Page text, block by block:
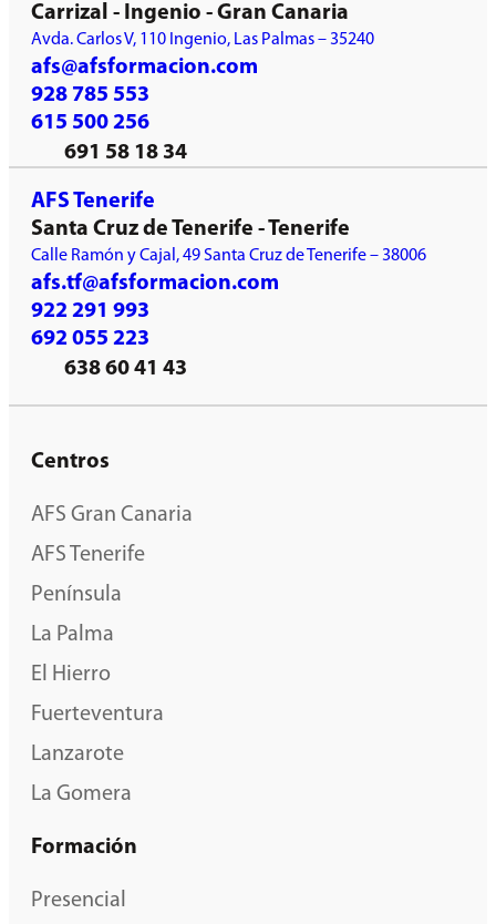
Carrizal - Ingenio - Gran Canaria
Avda. Carlos V, 110 Ingenio, Las Palmas – 35240
afs@afsformacion.com
928 785 553
615 500 256
691 58 18 34
AFS Tenerife
Santa Cruz de Tenerife - Tenerife
Calle Ramón y Cajal, 49 Santa Cruz de Tenerife – 38006
afs.tf@afsformacion.com
922 291 993
692 055 223
638 60 41 43
Centros
AFS Gran Canaria
AFS Tenerife
Península
La Palma
El Hierro
Fuerteventura
Lanzarote
La Gomera
Formación
Presencial